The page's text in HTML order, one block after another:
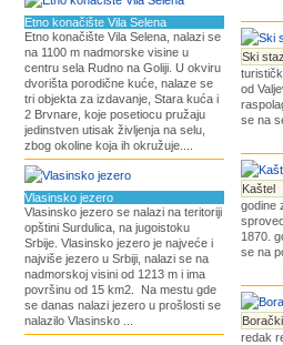
Etno konačište Vila Selena
Etno konačište Vila Selena, nalazi se
na 1100 m nadmorske visine u
centru sela Rudno na Goliji. U okviru
dvorišta porodične kuće, nalaze se
tri objekta za izdavanje, Stara kuća i
2 Brvnare, koje posetiocu pružaju
jedinstven utisak življenja na selu,
zbog okoline koja ih okružuje....
Vlasinsko jezero
Vlasinsko jezero se nalazi na teritoriji
opštini Surdulica, na jugoistoku
Srbije. Vlasinsko jezero je najveće i
najviše jezero u Srbiji, nalazi se na
nadmorskoj visini od 1213 m i ima
površinu od 15 km2. Na mestu gde
se danas nalazi jezero u prošlosti se
nalazilo Vlasinsko ...
Ski
od
se na
Kaštel
godine
1870.
se na
redak